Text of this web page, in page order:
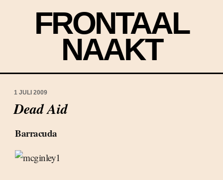
FRONTAAL
NAAKT
1 JULI 2009
Dead Aid
Barracuda